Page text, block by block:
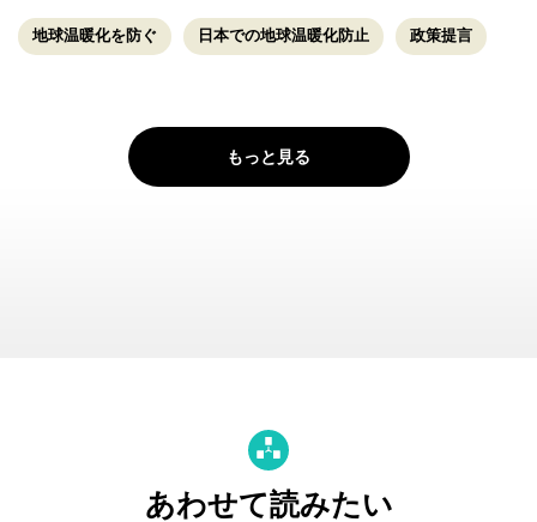
地球温暖化を防ぐ 日本での地球温暖化防止 政策提言
もっと見る
あわせて読みたい